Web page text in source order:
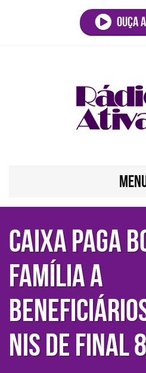
Ouça
Caixa paga
Família a
NIS de final 8